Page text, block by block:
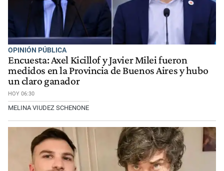
OPINIÓN PÚBLICA
Encuesta: Axel Kicillof y Javier Milei fueron
medidos en la Provincia de Buenos Aires y hubo
un claro ganador
HOY 06:30
MELINA VIUDEZ SCHENONE